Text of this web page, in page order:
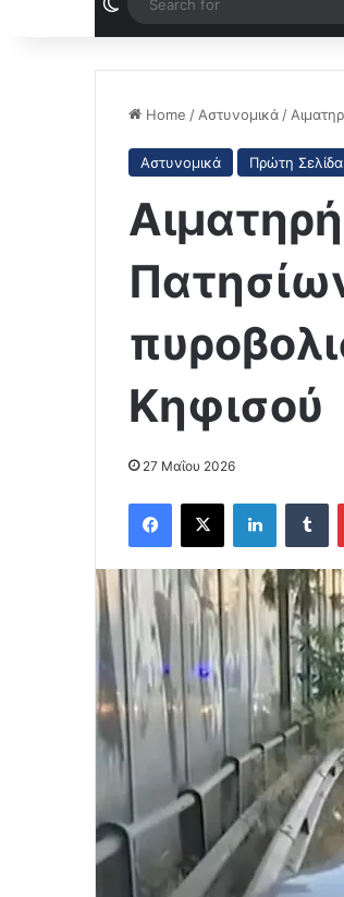
Home / Αστυνομικά /
Αστυνομικά Πρώτη Σελίδα
Κηφισού
27 Μαΐου 2026
Facebook
X LinkedIn